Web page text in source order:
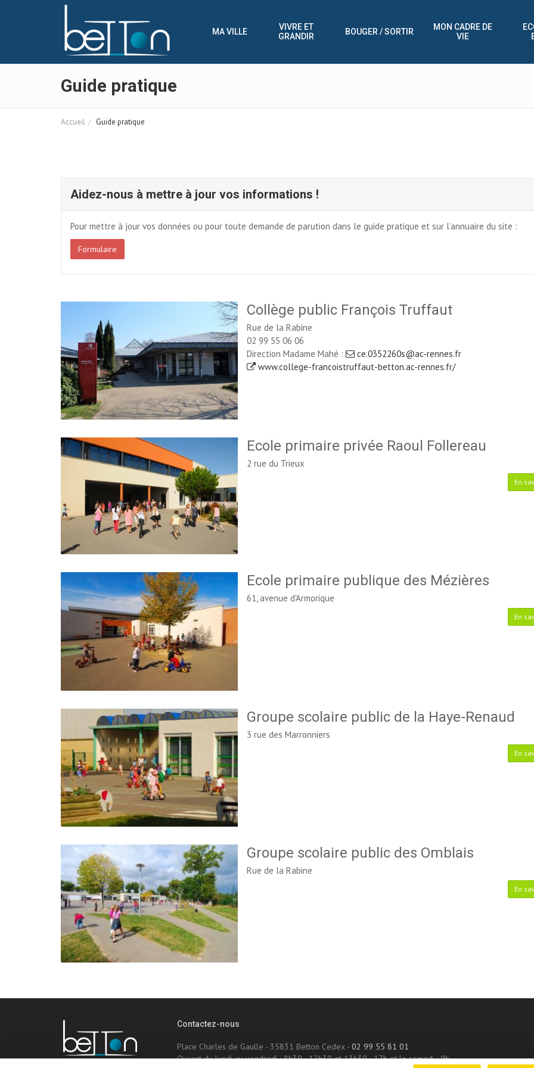
MA VILLE
VIVRE ET
GRANDIR
BOUGER / SORTIR
MON CADRE DE
VIE
Guide pratique
Accueil Guide pratique
Aidez-nous à mettre à jour vos informations !
Pour mettre à jour vos données ou pour toute demande de parution dans le guide pratique et sur l’annuaire du site :
Formulaire
Collège public François Truffaut
Rue de la Rabine
02 99 55 06 06
Direction Madame Mahé :
ce.0352260s@ac-rennes.fr
www.college-francoistruffaut-betton.ac-rennes.fr/
Ecole primaire privée Raoul Follereau
2 rue du Trieux
En
Ecole primaire publique des Mézières
61, avenue d'Armorique
En
Groupe scolaire public de la Haye-Renaud
3 rue des Marronniers
En
Groupe scolaire public des Omblais
Rue de la Rabine
En
Contactez-nous
Place Charles de Gaulle - 35831 Betton Cedex - 02 99 55 81 01
Ouvert du lundi au vendredi : 8h30 - 12h30 et 13h30 - 17h et le samedi : 9h
Panneau de gestion des cookies